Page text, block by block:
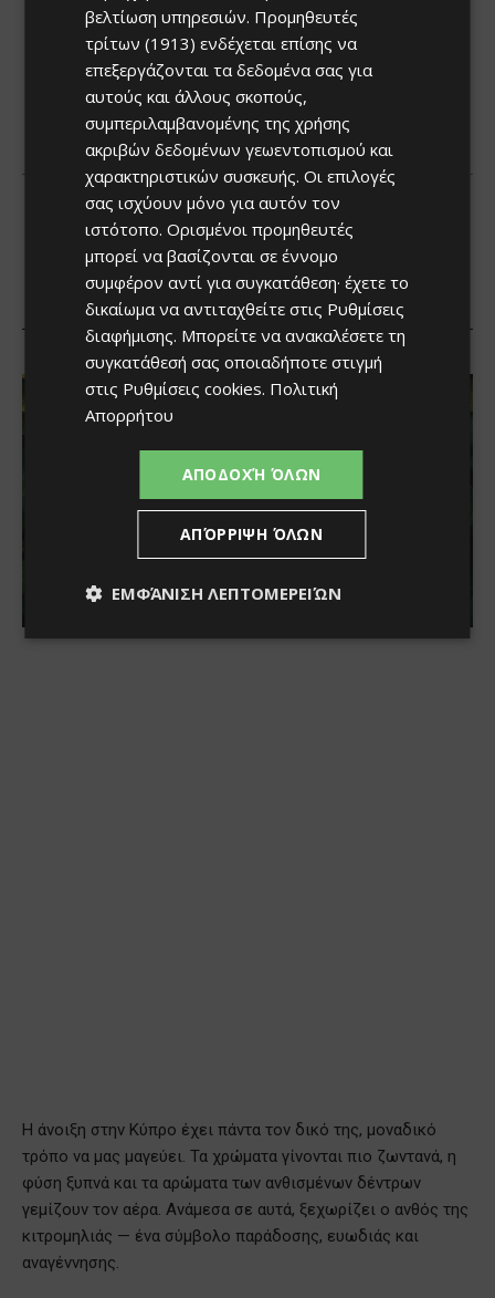
βελτίωση υπηρεσιών. Προμηθευτές
τρίτων (1913) ενδέχεται επίσης να
επεξεργάζονται τα δεδομένα σας για
αυτούς και άλλους σκοπούς,
συμπεριλαμβανομένης της χρήσης
ακριβών δεδομένων γεωεντοπισμού και
χαρακτηριστικών συσκευής. Οι επιλογές
σας ισχύουν μόνο για αυτόν τον
ιστότοπο. Ορισμένοι προμηθευτές
μπορεί να βασίζονται σε έννομο
συμφέρον αντί για συγκατάθεση· έχετε το
δικαίωμα να αντιταχθείτε στις Ρυθμίσεις
διαφήμισης. Μπορείτε να ανακαλέσετε τη
συγκατάθεσή σας οποιαδήποτε στιγμή
στις Ρυθμίσεις cookies. Πολιτική
Απορρήτου
ΑΠΟΔΟΧΉ ΌΛΩΝ
ΑΠΌΡΡΙΨΗ ΌΛΩΝ
ΕΜΦΆΝΙΣΗ ΛΕΠΤΟΜΕΡΕΙΏΝ